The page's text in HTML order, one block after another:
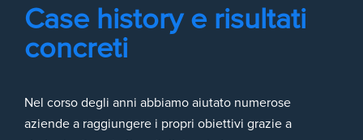
Case history e risultati
concreti
Nel corso degli anni abbiamo aiutato numerose
aziende a raggiungere i propri obiettivi grazie a